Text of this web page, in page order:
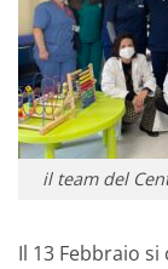
il team del
Il 13 Febbraio si